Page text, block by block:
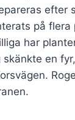
efter
på
har
skänkte en